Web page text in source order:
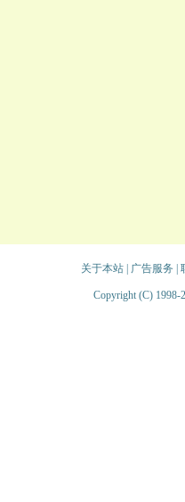
关于本站| 广告服务
Copyright (C) 1998-